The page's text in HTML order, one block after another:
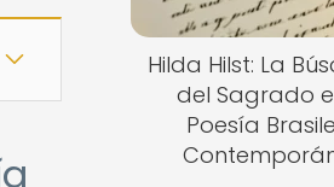
Hilda Hilst: La
del Sagrado
Poesía